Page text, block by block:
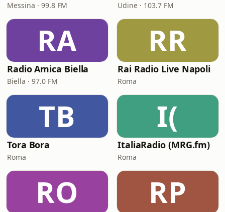
Messina · 99.8 FM Udine · 103.7 FM
RA
Radio Amica Biella
Biella · 97.0 FM
RR
Rai Radio Live Napoli
Roma
TB
Tora Bora
Roma
I(
ItaliaRadio (MRG.fm)
Roma
RO RP